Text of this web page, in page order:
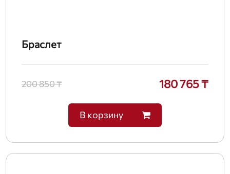
Браслет
200 850 ₸ 180 765 ₸
В корзину